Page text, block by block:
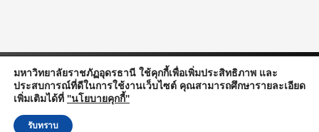
© 2026 Udon Thani Rajabhat University. All Rights Reserved.
มหาวิทยาลัยราชภัฏอุดรธานี ใช้คุกกี้เพื่อเพิ่มประสิทธิภาพ และ
ประสบการณ์ที่ดีในการใช้งานเว็บไซต์ คุณสามารถศึกษารายละเอียด
เพิ่มเติมได้ที่ "นโยบายคุกกี้"
รับทราบ